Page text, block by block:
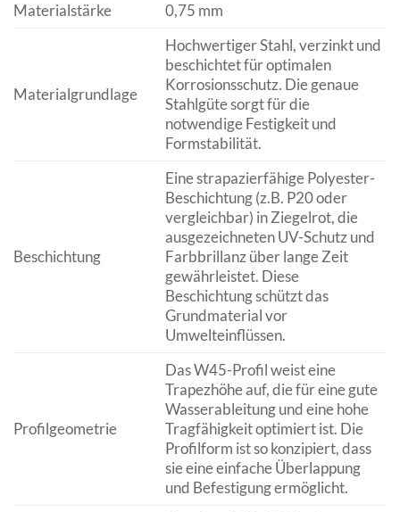
Materialstärke
0,75 mm
Materialgrundlage
Hochwertiger Stahl, verzinkt und
beschichtet für optimalen
Korrosionsschutz. Die genaue
Stahlgüte sorgt für die
notwendige Festigkeit und
Formstabilität.
Beschichtung
Eine strapazierfähige Polyester-
Beschichtung (z.B. P20 oder
vergleichbar) in Ziegelrot, die
ausgezeichneten UV-Schutz und
Farbbrillanz über lange Zeit
gewährleistet. Diese
Beschichtung schützt das
Grundmaterial vor
Umwelteinflüssen.
Profilgeometrie
Das W45-Profil weist eine
Trapezhöhe auf, die für eine gute
Wasserableitung und eine hohe
Tragfähigkeit optimiert ist. Die
Profilform ist so konzipiert, dass
sie eine einfache Überlappung
und Befestigung ermöglicht.